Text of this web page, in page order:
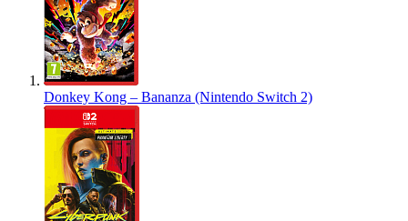
Donkey Kong – Bananza (Nintendo Switch 2)